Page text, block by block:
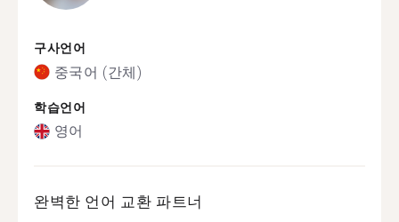
구사언어
중국어 (간체)
학습언어
영어
완벽한 언어 교환 파트너